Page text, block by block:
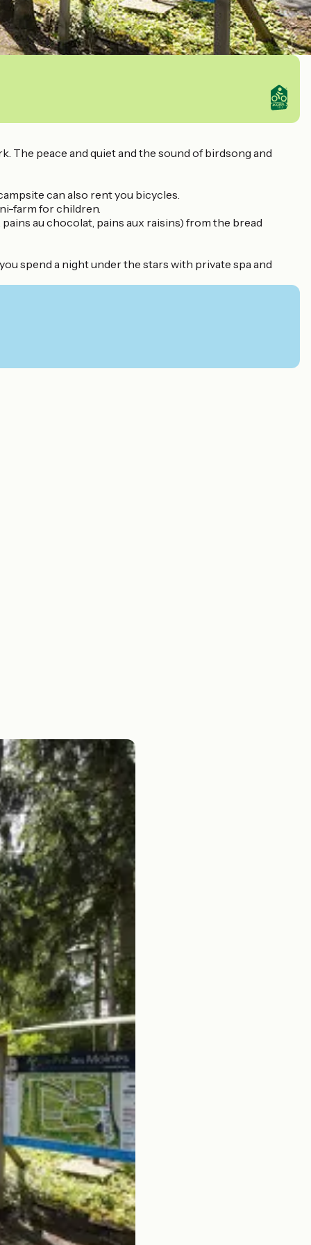
The peace and quiet and the sound of birdsong and
can also rent you bicycles.
farm for children.
au chocolat, pains aux raisins) from the bread
spend a night under the stars with private spa and